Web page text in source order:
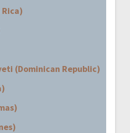
(Dominican Republic)